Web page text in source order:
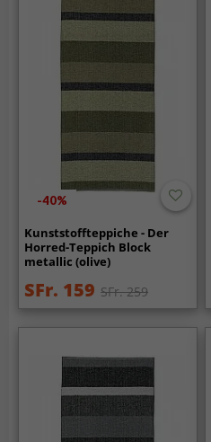
-40%
Kunststoffteppiche - Der
Horred-Teppich Block
metallic (olive)
SFr. 159 SFr. 259